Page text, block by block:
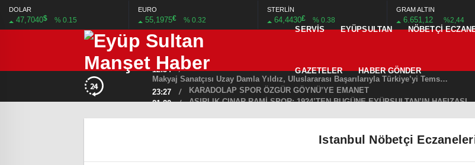
DOLAR
47,7040$ % 0.15
EURO
55,1975€ % 0.32
STERLİN
64,4430£ % 0.38
GRAM ALTIN
6.651,12 %2,44
SERVIS EYÜPSULTAN NÖBETÇI
GAZETELER HABER GÖNDER
20:37
CHP EYÜPSULTAN İLÇE ÖRGÜTÜ ÜYELERİ ANKARA’DA TEMASLARDA BULUNDU
19:40
/
MHP EYÜPSULTAN TEŞKİLATI’NIN ACI GÜNÜ
13:33
BAŞKAN DR. MİTHAT BÜLENT ÖZMEN’DEN KAMUOYUNA AÇIKLAMA
12:34
/
Makyaj Sanatçısı Uzay Damla Yıldız, Uluslararası Başarılarıyla Türkiye’yi Temsil Ediyor
23:27
/
KARADOLAP SPOR ÖZGÜR GÖYNÜ’YE EMANET
21:20
/
ASIRLIK ÇINAR RAMİ SPOR: 1924’TEN BUGÜNE EYÜPSULTAN’IN HAFIZASI
Kılıçdaroğlu: “CHP Yolsuzluk Yapanlarla Yan Yana Duramaz”
BİR KIVILCIM, BİR ORMANI YOK EDEBİLİR!
Istanbul Nöbetçi